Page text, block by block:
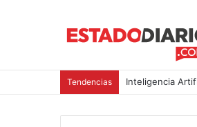
Tendencias Inteligencia